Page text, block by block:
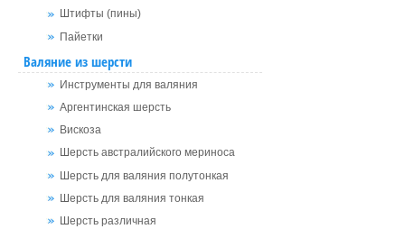
Штифты (пины)
Пайетки
Валяние из шерсти
Инструменты для валяния
Аргентинская шерсть
Вискоза
Шерсть австралийского мериноса
Шерсть для валяния полутонкая
Шерсть для валяния тонкая
Шерсть различная